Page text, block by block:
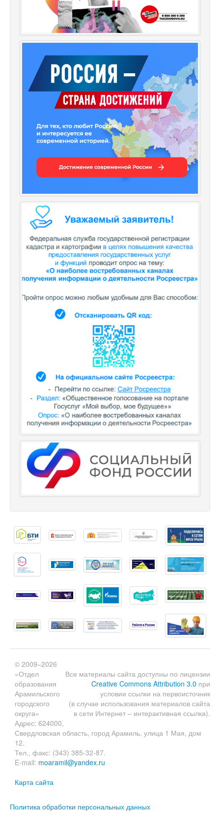
Все материалы сайта доступны по лицензии
Creative Commons Attribution 3.0 при
условии ссылки на первоисточник
(в случае использования материалов сайта
в сети Интернет – интерактивная ссылка).
© 2009–2026
«Отдел
образования
Арамильского
городского
округа»
Адрес: 624000,
Свердловская область, город Арамиль, улица 1 Мая, дом
12.
Тел., факс: (343) 385-32-87.
E-mail: moaramil@yandex.ru
Карта сайта
Политика обработки персональных данных